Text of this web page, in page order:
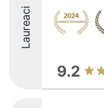
Laureaci
9.2